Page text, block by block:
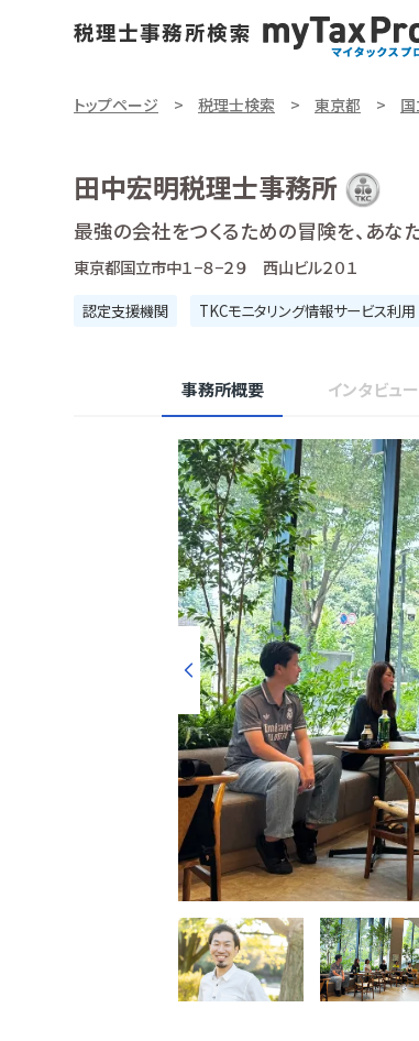
トップページ 税理士検索 東京都
田中宏明税理士事務所
最強の会社をつくるための冒険を、あなた
東京都国立市中１−８−２９ 西山ビル２０１
認定支援機関 TKCモニタリング情報サービス利用
事務所概要 インタビュー